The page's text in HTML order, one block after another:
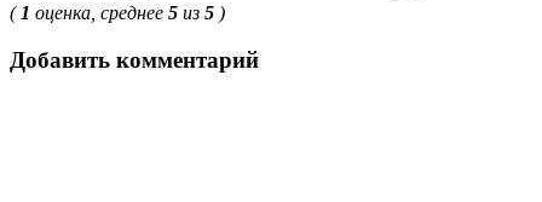
( 1 оценка, среднее 5 из 5 )
Добавить комментарий